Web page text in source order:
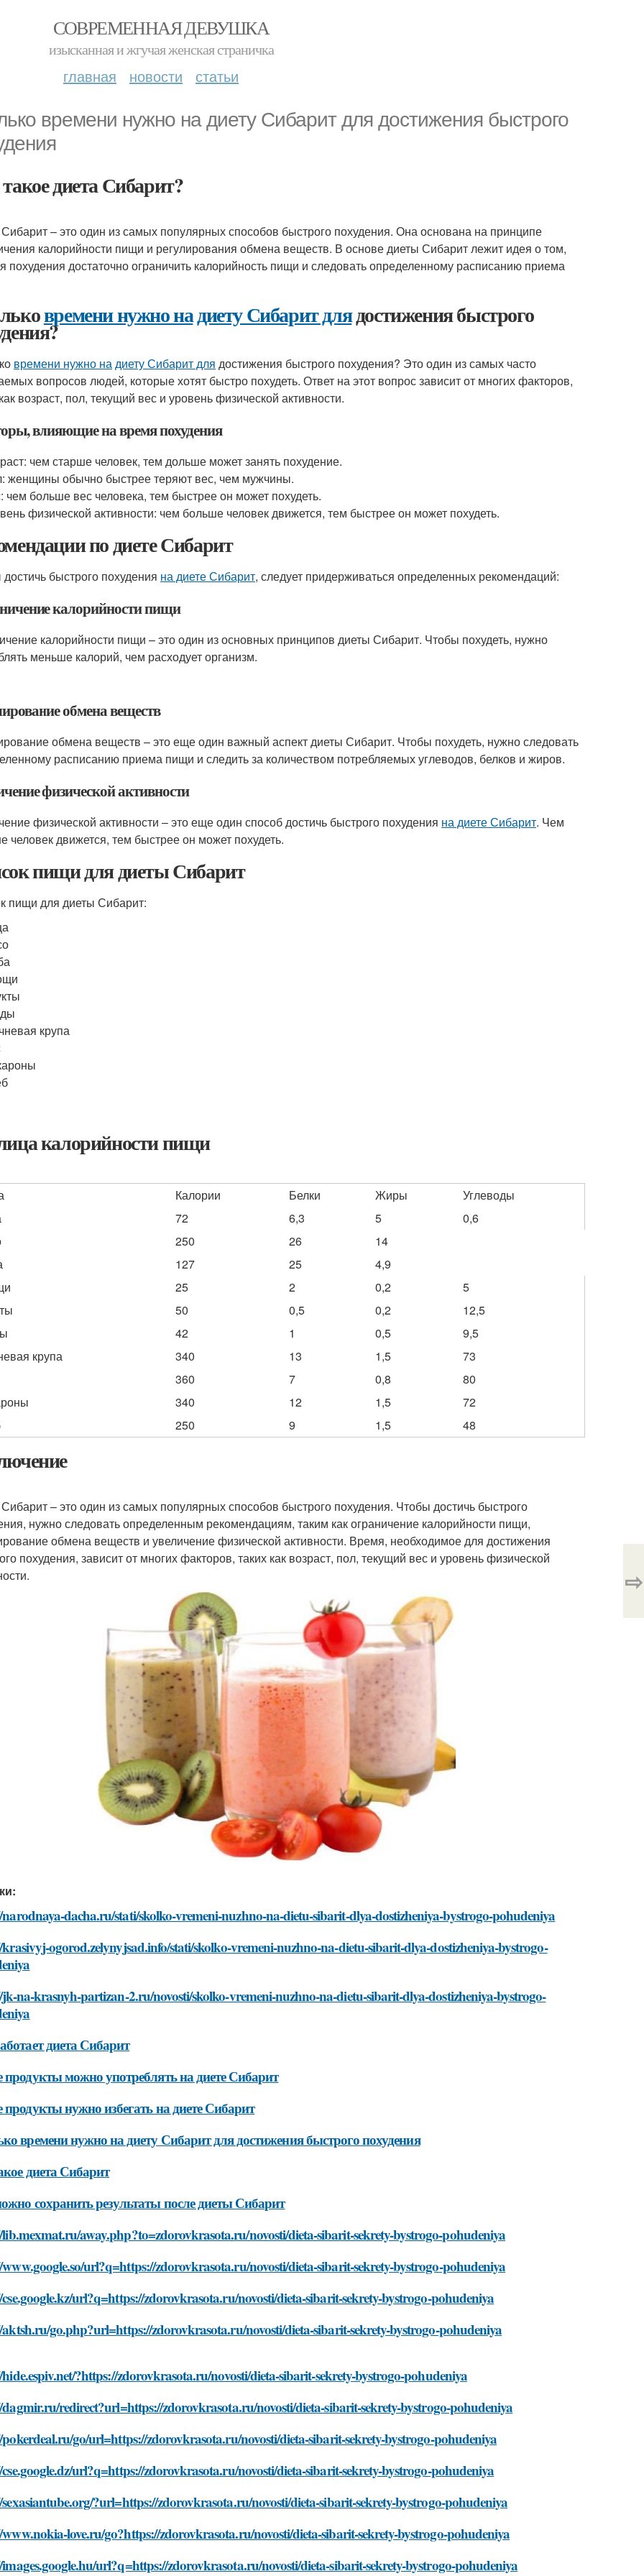
СОВРЕМЕННАЯ ДЕВУШКА
изысканная и жгучая женская страничка
главная новости статьи
времени нужно на диету Сибарит для достижения быстрого
диета Сибарит?
– это один из самых популярных способов быстрого похудения. Она основана на принципе
калорийности пищи и регулирования обмена веществ. В основе диеты Сибарит лежит идея о том,
похудения достаточно ограничить калорийность пищи и следовать определенному расписанию приема
времени нужно надиету Сибарит длядостижения быстрого
времени нужно надиету Сибарит для достижения быстрого похудения? Это один из самых часто
вопросов людей, которые хотят быстро похудеть. Ответ на этот вопрос зависит от многих факторов,
возраст, пол, текущий вес и уровень физической активности.
влияющие на время похудения
чем старше человек, тем дольше может занять похудение.
женщины обычно быстрее теряют вес, чем мужчины.
чем больше вес человека, тем быстрее он может похудеть.
физической активности: чем больше человек движется, тем быстрее он может похудеть.
по диете Сибарит
быстрого похудения на диете Сибарит, следует придерживаться определенных рекомендаций:
калорийности пищи
калорийности пищи – это один из основных принципов диеты Сибарит. Чтобы похудеть, нужно
меньше калорий, чем расходует организм.
обмена веществ
обмена веществ – это еще один важный аспект диеты Сибарит. Чтобы похудеть, нужно следовать
расписанию приема пищи и следить за количеством потребляемых углеводов, белков и жиров.
физической активности
физической активности – это еще один способ достичь быстрого похудения на диете Сибарит. Чем
человек движется, тем быстрее он может похудеть.
пищи для диеты Сибарит
пищи для диеты Сибарит:
крупа
калорийности пищи
Калории Белки Жиры
Углеводы
72 6,3 5
0,6
250 26
14
127 25
4,9
25 2 0,2
5
50 0,5 0,2
12,5
42 1 0,5
9,5
крупа
340 13 1,5
73
360 7 0,8
80
340 12 1,5
72
250 9 1,5 48
– это один из самых популярных способов быстрого похудения. Чтобы достичь быстрого
нужно следовать определенным рекомендациям, таким как ограничение калорийности пищи,
обмена веществ и увеличение физической активности. Время, необходимое для достижения
похудения, зависит от многих факторов, таких как возраст, пол, текущий вес и уровень физической
dacha.ru/stati/skolko-vremeni-nuzhno-na-dietu-sibarit-dlya-dostizheniya-bystrogo-pohudeniya
ogorod.zelynyjsad.info/stati/skolko-vremeni-nuzhno-na-dietu-sibarit-dlya-dostizheniya-bystrogo-
na-krasnyh-partizan-2.ru/novosti/skolko-vremeni-nuzhno-na-dietu-sibarit-dlya-dostizheniya-bystrogo-
диета Сибарит
продукты можно употреблять на диете Сибарит
нужно избегать на диете Сибарит
времени нужно на диету Сибарит для достижения быстрого похудения
диета Сибарит
сохранить результаты после диеты Сибарит
away.php?to=zdorovkrasota.ru/novosti/dieta-sibarit-sekrety-bystrogo-pohudeniya
url?q=https://zdorovkrasota.ru/novosti/dieta-sibarit-sekrety-bystrogo-pohudeniya
url?q=https://zdorovkrasota.ru/novosti/dieta-sibarit-sekrety-bystrogo-pohudeniya
go.php?url=https://zdorovkrasota.ru/novosti/dieta-sibarit-sekrety-bystrogo-pohudeniya
?https://zdorovkrasota.ru/novosti/dieta-sibarit-sekrety-bystrogo-pohudeniya
redirect?url=https://zdorovkrasota.ru/novosti/dieta-sibarit-sekrety-bystrogo-pohudeniya
go/url=https://zdorovkrasota.ru/novosti/dieta-sibarit-sekrety-bystrogo-pohudeniya
url?q=https://zdorovkrasota.ru/novosti/dieta-sibarit-sekrety-bystrogo-pohudeniya
?url=https://zdorovkrasota.ru/novosti/dieta-sibarit-sekrety-bystrogo-pohudeniya
love.ru/go?https://zdorovkrasota.ru/novosti/dieta-sibarit-sekrety-bystrogo-pohudeniya
url?q=https://zdorovkrasota.ru/novosti/dieta-sibarit-sekrety-bystrogo-pohudeniya
⇨